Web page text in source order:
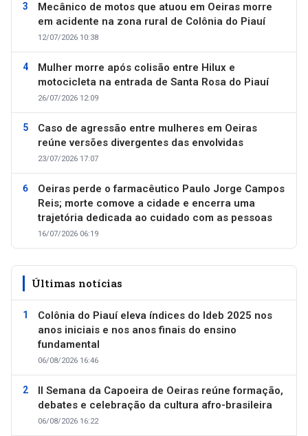
Mecânico de motos que atuou em Oeiras morre
em acidente na zona rural de Colônia do Piauí
12/07/2026 10:38
Mulher morre após colisão entre Hilux e
motocicleta na entrada de Santa Rosa do Piauí
26/07/2026 12:09
Caso de agressão entre mulheres em Oeiras
reúne versões divergentes das envolvidas
23/07/2026 17:07
Oeiras perde o farmacêutico Paulo Jorge Campos
Reis; morte comove a cidade e encerra uma
trajetória dedicada ao cuidado com as pessoas
16/07/2026 06:19
Últimas notícias
Colônia do Piauí eleva índices do Ideb 2025 nos
anos iniciais e nos anos finais do ensino
fundamental
06/08/2026 16:46
II Semana da Capoeira de Oeiras reúne formação,
debates e celebração da cultura afro-brasileira
06/08/2026 16:22